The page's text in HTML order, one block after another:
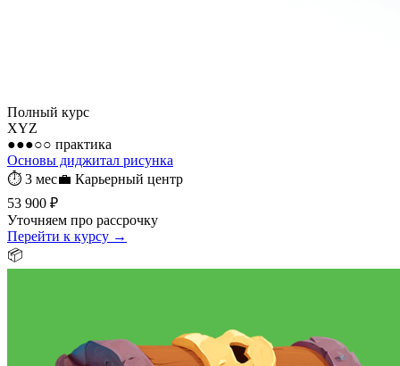
Полный курс
XYZ
●●●○○ практика
Основы диджитал рисунка
⏱ 3 мес💼 Карьерный центр
53 900 ₽
Уточняем про рассрочку
Перейти к курсу →
📦